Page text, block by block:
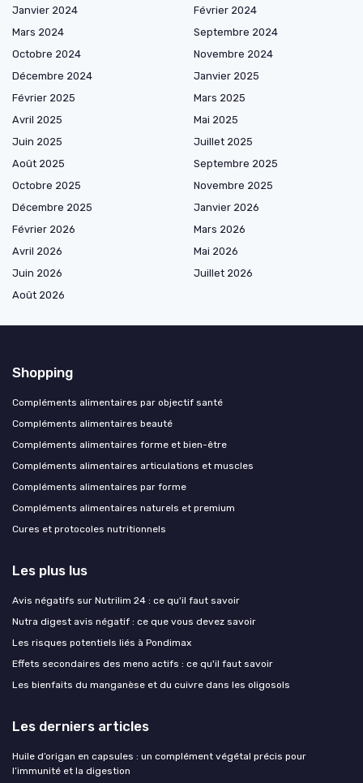
Janvier 2024
Février 2024
Mars 2024
Septembre 2024
Octobre 2024
Novembre 2024
Décembre 2024
Janvier 2025
Février 2025
Mars 2025
Avril 2025
Mai 2025
Juin 2025
Juillet 2025
Août 2025
Septembre 2025
Octobre 2025
Novembre 2025
Décembre 2025
Janvier 2026
Février 2026
Mars 2026
Avril 2026
Mai 2026
Juin 2026
Juillet 2026
Août 2026
Shopping
Compléments alimentaires par objectif santé
Compléments alimentaires beauté
Compléments alimentaires forme et bien-être
Compléments alimentaires articulations et muscles
Compléments alimentaires par forme
Compléments alimentaires naturels et premium
Cures et protocoles nutritionnels
Les plus lus
Avis négatifs sur Nutrilim 24 : ce qu'il faut savoir
Nutra digest avis négatif : ce que vous devez savoir
Les risques potentiels liés à Pondimax
Effets secondaires des meno actifs : ce qu'il faut savoir
Les bienfaits du manganèse et du cuivre dans les oligosols
Les derniers articles
Huile d’origan en capsules : un complément végétal précis pour
l’immunité et la digestion